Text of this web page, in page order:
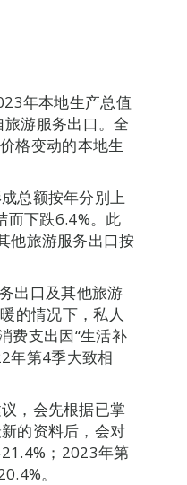
年本地生产总值
游服务出口。全
格变动的本地生
总额按年分别上
而下跌6.4%。此
他旅游服务出口按
出口及其他旅游
的情况下，私人
费支出因“生活补
年第4季大致相
，会先根据已掌
的资料后，会对
；2023年第
。